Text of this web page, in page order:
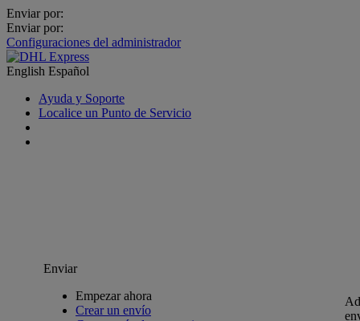
Enviar por:
Enviar por:
Configuraciones del administrador
English Español
Ayuda y Soporte
Localice un Punto de Servicio
Enviar
Empezar ahora
Crear un envío